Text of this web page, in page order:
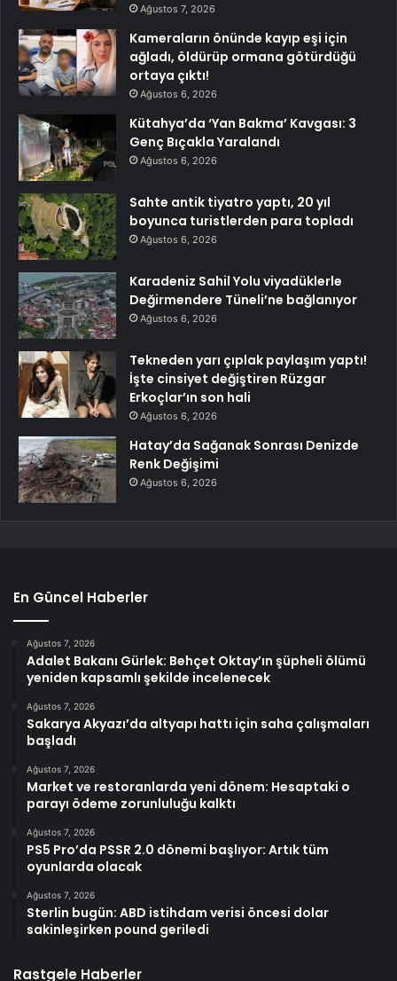
Ağustos 7, 2026
Kameraların önünde kayıp eşi için
ağladı, öldürüp ormana götürdüğü
ortaya çıktı!
Ağustos 6, 2026
Kütahya’da ‘Yan Bakma’ Kavgası: 3
Genç Bıçakla Yaralandı
Ağustos 6, 2026
Sahte antik tiyatro yaptı, 20 yıl
boyunca turistlerden para topladı
Ağustos 6, 2026
Karadeniz Sahil Yolu viyadüklerle
Değirmendere Tüneli’ne bağlanıyor
Ağustos 6, 2026
Tekneden yarı çıplak paylaşım yaptı!
İşte cinsiyet değiştiren Rüzgar
Erkoçlar’ın son hali
Ağustos 6, 2026
Hatay’da Sağanak Sonrası Denizde
Renk Değişimi
Ağustos 6, 2026
En Güncel Haberler
Ağustos 7, 2026
Adalet Bakanı Gürlek: Behçet Oktay’ın şüpheli ölümü
yeniden kapsamlı şekilde incelenecek
Ağustos 7, 2026
Sakarya Akyazı’da altyapı hattı için saha çalışmaları
başladı
Ağustos 7, 2026
Market ve restoranlarda yeni dönem: Hesaptaki o
parayı ödeme zorunluluğu kalktı
Ağustos 7, 2026
PS5 Pro’da PSSR 2.0 dönemi başlıyor: Artık tüm
oyunlarda olacak
Ağustos 7, 2026
Sterlin bugün: ABD istihdam verisi öncesi dolar
sakinleşirken pound geriledi
Rastgele Haberler